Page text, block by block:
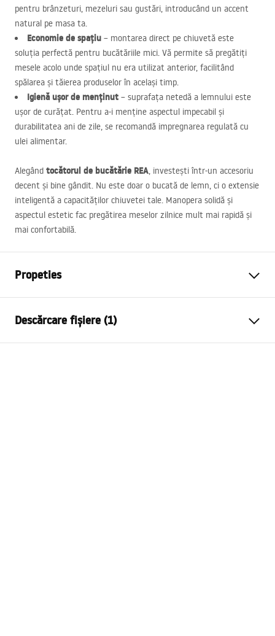
pentru brânzeturi, mezeluri sau gustări, introducând un accent
natural pe masa ta.
Economie de spațiu – montarea direct pe chiuvetă este
soluția perfectă pentru bucătăriile mici. Vă permite să pregătiți
mesele acolo unde spațiul nu era utilizat anterior, facilitând
spălarea și tăierea produselor în același timp.
Igienă ușor de menținut – suprafața netedă a lemnului este
ușor de curățat. Pentru a-i menține aspectul impecabil și
durabilitatea ani de zile, se recomandă impregnarea regulată cu
ulei alimentar.
Alegând tocătorul de bucătărie REA, investești într-un accesoriu
decent și bine gândit. Nu este doar o bucată de lemn, ci o extensie
inteligentă a capacităților chiuvetei tale. Manopera solidă și
aspectul estetic fac pregătirea meselor zilnice mult mai rapidă și
mai confortabilă.
Propeties
Material
Lungime (mm)
380mm
Descărcare fișiere (1)